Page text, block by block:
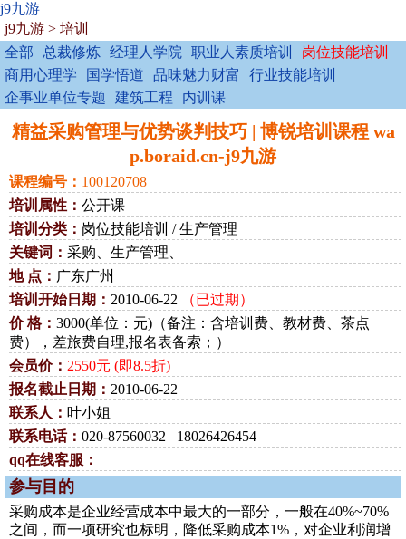
j9九游
j9九游 > 培训
全部
总裁修炼 经理人学院 职业人素质培训
岗位技能培训
商用心理学
国学悟道 品味魅力财富
行业技能培训
企事业单位专题
建筑工程 内训课
精益采购管理与优势谈判技巧 | 博锐培训课程 wa
p.boraid.cn-j9九游
课程编号： 100120708
培训属性： 公开课
培训分类： 岗位技能培训 / 生产管理
关键词： 采购、生产管理、
地 点： 广东广州
培训开始日期： 2010-06-22
（已过期）
价 格： 3000(单位：元)（备注：含培训费、教材费、茶点
费），差旅费自理,报名表备索；）
会员价： 2550元 (即8.5折)
报名截止日期： 2010-06-22
联系人： 叶小姐
联系电话： 020-87560032 18026426454
qq在线客服：
参与目的
采购成本是企业经营成本中最大的一部分，一般在40%~70%
之间，而一项研究也标明，降低采购成本1%，对企业利润增